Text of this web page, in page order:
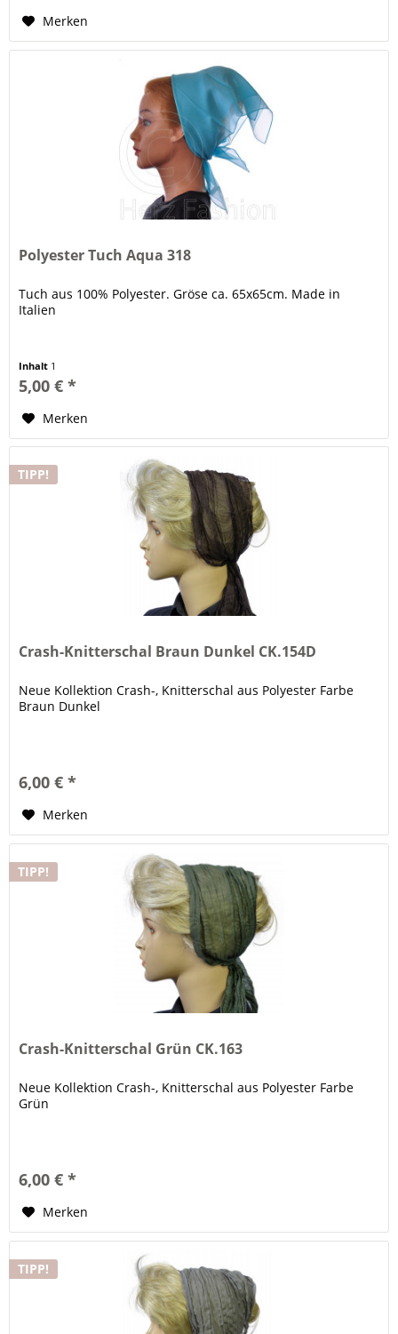
Merken
Polyester Tuch Aqua 318
Tuch aus 100% Polyester. Gröse ca. 65x65cm. Made in
Italien
Inhalt 1
5,00 € *
Merken
TIPP!
Crash-Knitterschal Braun Dunkel CK.154D
Neue Kollektion Crash-, Knitterschal aus Polyester Farbe
Braun Dunkel
6,00 € *
Merken
TIPP!
Crash-Knitterschal Grün CK.163
Neue Kollektion Crash-, Knitterschal aus Polyester Farbe
Grün
6,00 € *
Merken
TIPP!